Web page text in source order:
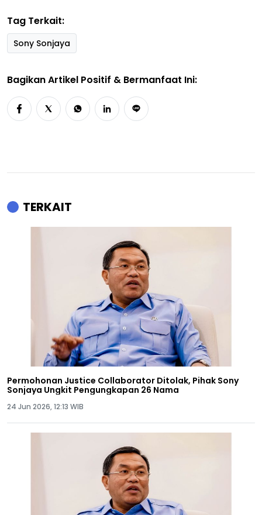
Tag Terkait:
Sony Sonjaya
Bagikan Artikel Positif & Bermanfaat Ini:
TERKAIT
Permohonan Justice Collaborator Ditolak, Pihak Sony
Sonjaya Ungkit Pengungkapan 26 Nama
24 Jun 2026, 12:13 WIB